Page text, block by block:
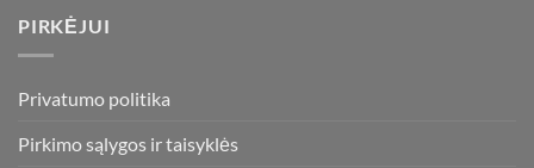
PIRKĖJUI
Privatumo politika
Pirkimo sąlygos ir taisyklės